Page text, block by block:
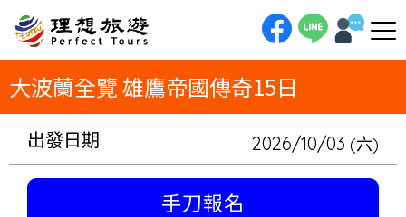
更入住古城飯店，親睹《抱著銀貂的女子》真跡，圓一場絕美的東歐皇室夢。
大波蘭全覽 雄鷹帝國傳奇15日
出發日期 2026/10/03 (六)
手刀報名